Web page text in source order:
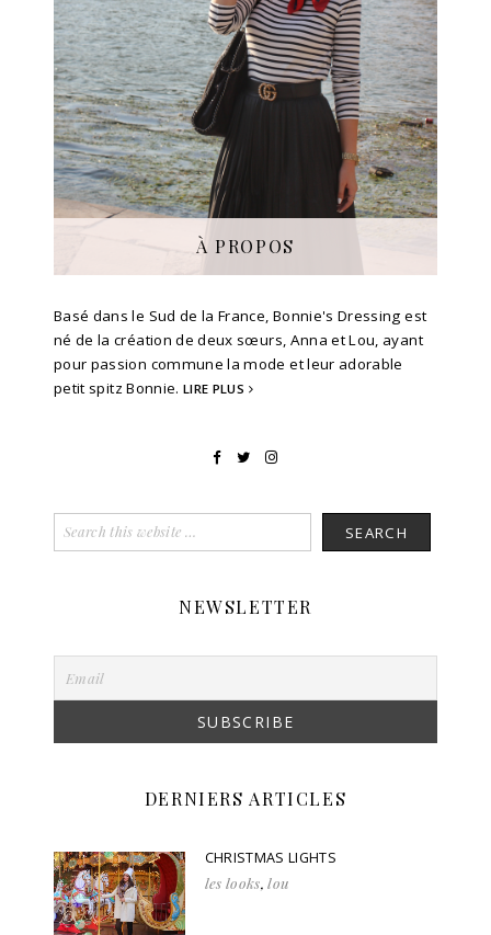
À PROPOS
Basé dans le Sud de la France, Bonnie's Dressing est
né de la création de deux sœurs, Anna et Lou, ayant
pour passion commune la mode et leur adorable
petit spitz Bonnie. LIRE PLUS
NEWSLETTER
DERNIERS ARTICLES
CHRISTMAS LIGHTS
les looks,lou